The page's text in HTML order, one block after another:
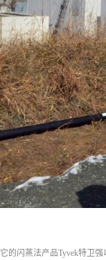
闪蒸法产品Tyvek特卫强